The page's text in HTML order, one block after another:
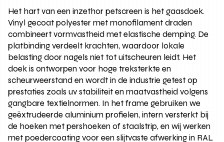
Het hart van een inzethor petscreen is het gaasdoek.
Vinyl gecoat polyester met monofilament draden
combineert vormvastheid met elastische demping. De
platbinding verdeelt krachten, waardoor lokale
belasting door nagels niet tot uitscheuren leidt. Het
doek is ontworpen voor hoge treksterkte en
scheurweerstand en wordt in de industrie getest op
prestaties zoals uv stabiliteit en maatvastheid volgens
gangbare textielnormen. In het frame gebruiken we
geëxtrudeerde aluminium profielen, intern versterkt bij
de hoeken met pershoeken of staalstrip, en wij werken
met poedercoating voor een slijtvaste afwerking in RAL